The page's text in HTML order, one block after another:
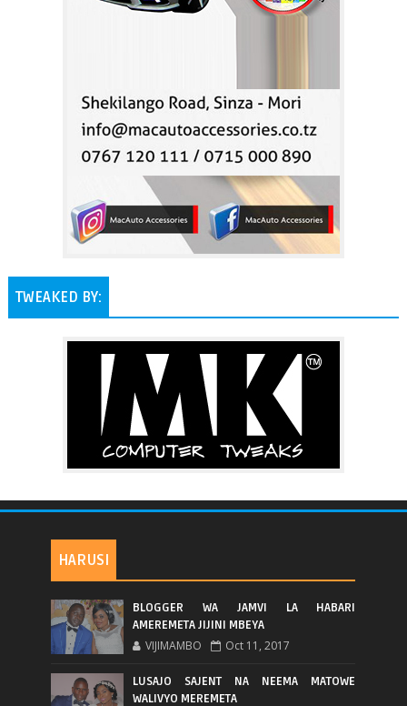
TWEAKED BY:
HARUSI
BLOGGER WA JAMVI LA HABARI
AMEREMETA JIJINI MBEYA
VIJIMAMBO Oct 11, 2017
LUSAJO SAJENT NA NEEMA MATOWE
WALIVYO MEREMETA